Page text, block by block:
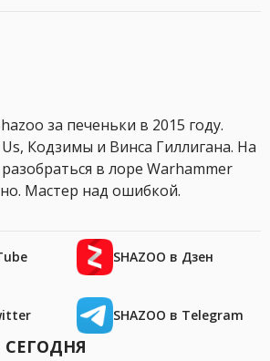
за печеньки в 2015 году.
Кодзимы и Винса Гиллигана. На
в лоре Warhammer
Мастер над ошибкой.
SHAZOO в Дзен
SHAZOO в Telegram